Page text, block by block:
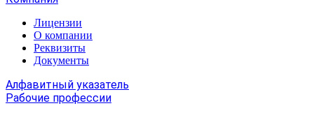
Лицензии
О компании
Реквизиты
Документы
Алфавитный указатель
Рабочие профессии